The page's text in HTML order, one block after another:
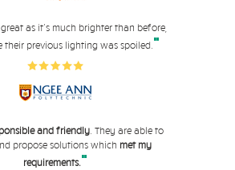
as it's much brighter than before,
their previous lighting was spoiled."
and friendly. They are able to
propose solutions which met my
requirements."